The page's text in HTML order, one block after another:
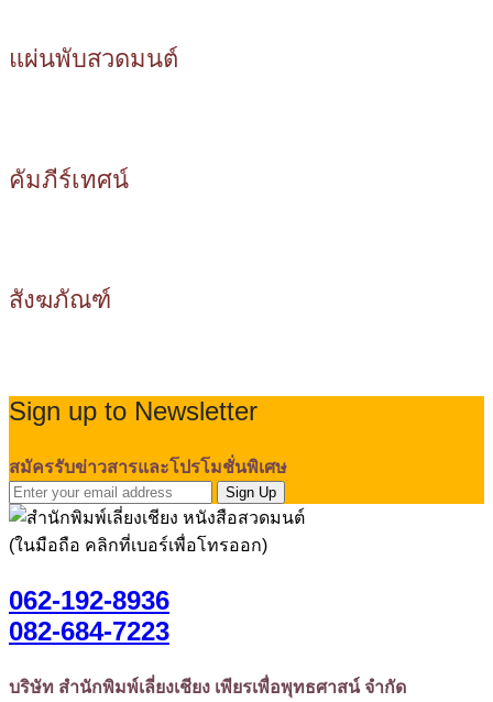
แผ่นพับสวดมนต์
คัมภีร์เทศน์
สังฆภัณฑ์
Sign up to Newsletter
สมัครรับข่าวสารและโปรโมชั่นพิเศษ
Sign Up
(ในมือถือ คลิกที่เบอร์เพื่อโทรออก)
062-192-8936
082-684-7223
บริษัท สำนักพิมพ์เลี่ยงเชียง เพียรเพื่อพุทธศาสน์ จำกัด